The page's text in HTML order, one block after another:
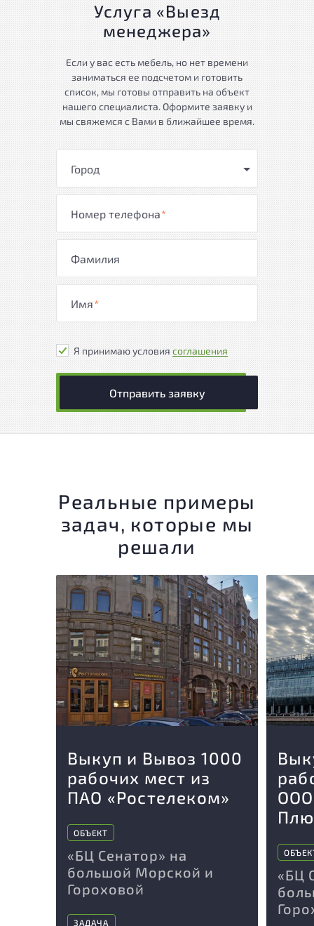
Услуга «Выезд
менеджера»
Если у вас есть мебель, но нет времени
заниматься ее подсчетом и готовить
список, мы готовы отправить на объект
нашего специалиста. Оформите заявку и
мы свяжемся с Вами в ближайшее время.
Город
Номер телефона*
Фамилия
Имя*
Я принимаю условия соглашения
Отправить заявку
Реальные примеры
задач, которые мы
решали
Выкуп и Вывоз 1000
рабочих мест из
ПАО «Ростелеком»
ОБЪЕКТ
«БЦ Сенатор» на
большой Морской и
Гороховой
ЗАДАЧА
«БЦ